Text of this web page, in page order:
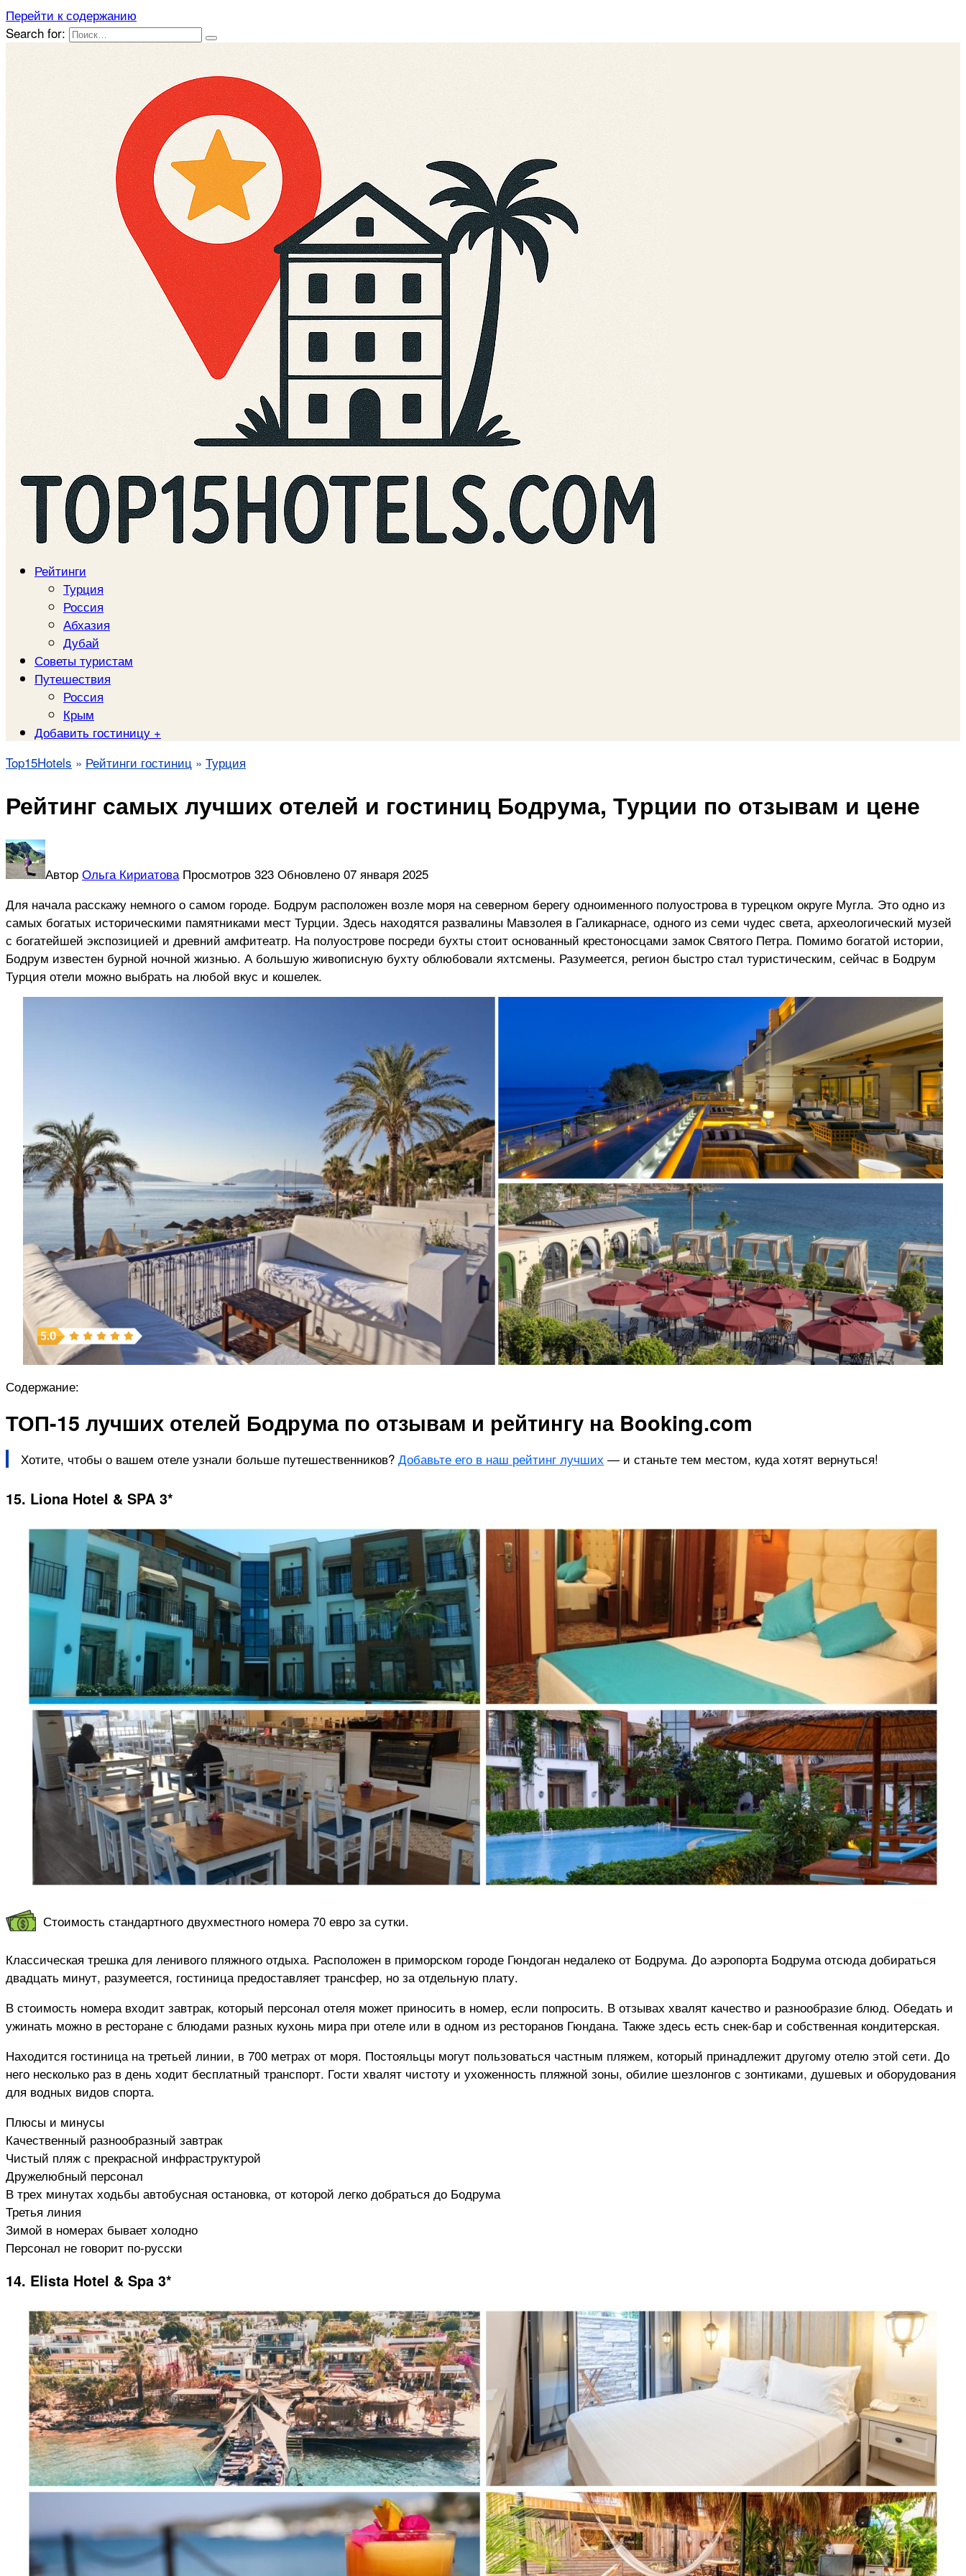
Перейти к содержанию
Search for:
Рейтинги
Турция
Россия
Абхазия
Дубай
Советы туристам
Путешествия
Россия
Крым
Добавить гостиницу +
Top15Hotels » Рейтинги гостиниц » Турция
Рейтинг самых лучших отелей и гостиниц Бодрума, Турции по отзывам и цене
Автор Ольга Кириатова Просмотров 323 Обновлено 07 января 2025
Для начала расскажу немного о самом городе. Бодрум расположен возле моря на северном берегу одноименного полуострова в турецком округе Мугла. Это одно из
самых богатых историческими памятниками мест Турции. Здесь находятся развалины Мавзолея в Галикарнасе, одного из семи чудес света, археологический музей
с богатейшей экспозицией и древний амфитеатр. На полуострове посреди бухты стоит основанный крестоносцами замок Святого Петра. Помимо богатой истории,
Бодрум известен бурной ночной жизнью. А большую живописную бухту облюбовали яхтсмены. Разумеется, регион быстро стал туристическим, сейчас в Бодрум
Турция отели можно выбрать на любой вкус и кошелек.
Содержание:
ТОП-15 лучших отелей Бодрума по отзывам и рейтингу на Booking.com
Хотите, чтобы о вашем отеле узнали больше путешественников?Добавьте его в наш рейтинг лучших — и станьте тем местом, куда хотят вернуться!
15. Liona Hotel & SPA 3*
Стоимость стандартного двухместного номера 70 евро за сутки.
Классическая трешка для ленивого пляжного отдыха. Расположен в приморском городе Гюндоган недалеко от Бодрума. До аэропорта Бодрума отсюда добираться
двадцать минут, разумеется, гостиница предоставляет трансфер, но за отдельную плату.
В стоимость номера входит завтрак, который персонал отеля может приносить в номер, если попросить. В отзывах хвалят качество и разнообразие блюд. Обедать и
ужинать можно в ресторане с блюдами разных кухонь мира при отеле или в одном из ресторанов Гюндана. Также здесь есть снек-бар и собственная кондитерская.
Находится гостиница на третьей линии, в 700 метрах от моря. Постояльцы могут пользоваться частным пляжем, который принадлежит другому отелю этой сети. До
него несколько раз в день ходит бесплатный транспорт. Гости хвалят чистоту и ухоженность пляжной зоны, обилие шезлонгов с зонтиками, душевых и оборудования
для водных видов спорта.
Плюсы и минусы
Качественный разнообразный завтрак
Чистый пляж с прекрасной инфраструктурой
Дружелюбный персонал
В трех минутах ходьбы автобусная остановка, от которой легко добраться до Бодрума
Третья линия
Зимой в номерах бывает холодно
Персонал не говорит по-русски
14. Elista Hotel & Spa 3*